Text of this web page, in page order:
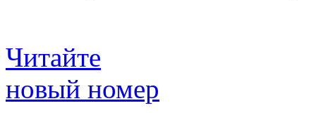
Читайте
новый номер